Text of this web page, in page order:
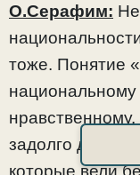
О.Серафим:
тоже. Понятие
национальному
задолго до
которые вели